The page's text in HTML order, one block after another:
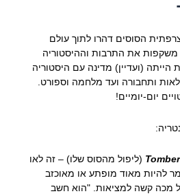
הסוסים דהרו לתוך עולם
משקפות את התרבות וההיסטוריה
(ועדיין) מדינה עם היסטוריה
ותחבורה ועד מלחמה וספורט.
יום-יומיים!
(ליפול מהסוס שלו) – זה לאו
להיות מאוד מופתע או מאוכזב
מכה קשה למציאות. "הוא חשב